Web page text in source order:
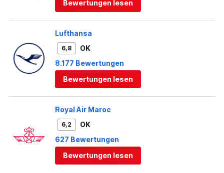
Bewertungen lesen
Lufthansa
6,8
OK
8.177 Bewertungen
Bewertungen lesen
Royal Air Maroc
6,2
OK
627 Bewertungen
Bewertungen lesen